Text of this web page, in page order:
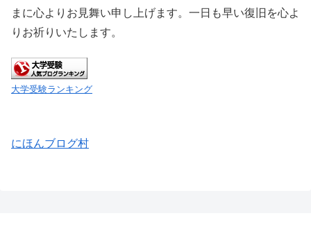
まに心よりお見舞い申し上げます。一日も早い復旧を心よ
りお祈りいたします。
大学受験ランキング
にほんブログ村